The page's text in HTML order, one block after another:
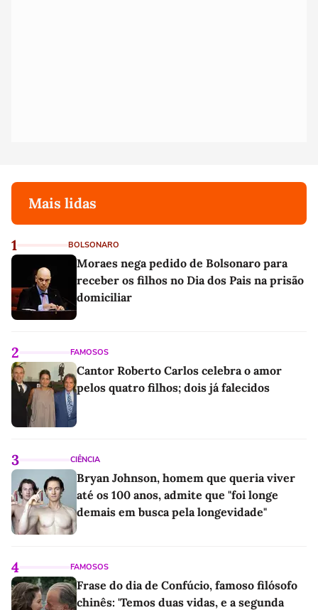
Mais lidas
1 BOLSONARO
Moraes nega pedido de Bolsonaro para
receber os filhos no Dia dos Pais na prisão
domiciliar
2 FAMOSOS
Cantor Roberto Carlos celebra o amor
pelos quatro filhos; dois já falecidos
3 CIÊNCIA
Bryan Johnson, homem que queria viver
até os 100 anos, admite que "foi longe
demais em busca pela longevidade"
4 FAMOSOS
Frase do dia de Confúcio, famoso filósofo
chinês: 'Temos duas vidas, e a segunda